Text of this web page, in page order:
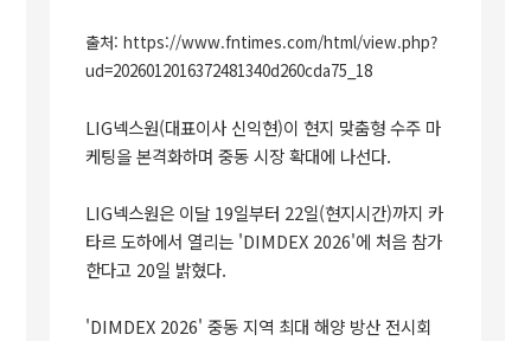
출처:https://www.fntimes.com/html/view.php?
ud=2026012016372481340d260cda75_18
LIG넥스원(대표이사 신익현)이 현지 맞춤형 수주 마
케팅을 본격화하며 중동 시장 확대에 나선다.
LIG넥스원은 이달 19일부터 22일(현지시간)까지 카
타르 도하에서 열리는 'DIMDEX 2026'에 처음 참가
한다고 20일 밝혔다.
'DIMDEX 2026' 중동 지역 최대 해양 방산 전시회